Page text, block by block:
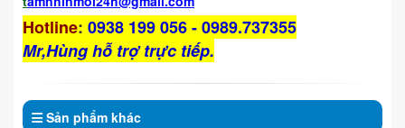
Hotline: 0938 199 056 - 0989.737355
Mr,Hùng hỗ trợ trực tiếp.
Sản phẩm khác